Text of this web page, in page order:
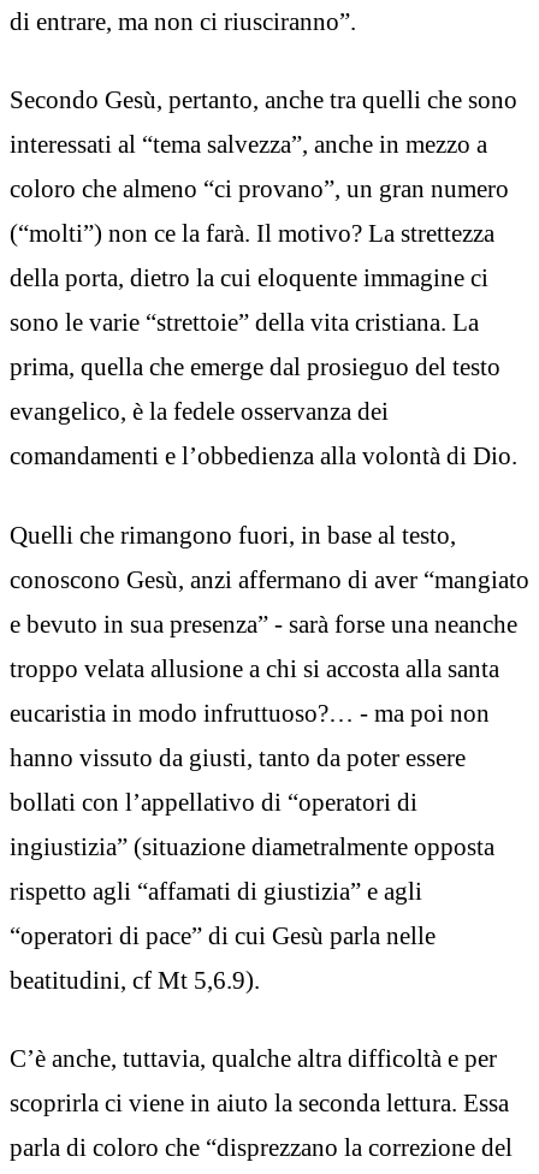
di entrare, ma non ci riusciranno”.
Secondo Gesù, pertanto, anche tra quelli che sono
interessati al “tema salvezza”, anche in mezzo a
coloro che almeno “ci provano”, un gran numero
(“molti”) non ce la farà. Il motivo? La strettezza
della porta, dietro la cui eloquente immagine ci
sono le varie “strettoie” della vita cristiana. La
prima, quella che emerge dal prosieguo del testo
evangelico, è la fedele osservanza dei
comandamenti e l’obbedienza alla volontà di Dio.
Quelli che rimangono fuori, in base al testo,
conoscono Gesù, anzi affermano di aver “mangiato
e bevuto in sua presenza” - sarà forse una neanche
troppo velata allusione a chi si accosta alla santa
eucaristia in modo infruttuoso?… - ma poi non
hanno vissuto da giusti, tanto da poter essere
bollati con l’appellativo di “operatori di
ingiustizia” (situazione diametralmente opposta
rispetto agli “affamati di giustizia” e agli
“operatori di pace” di cui Gesù parla nelle
beatitudini, cf Mt 5,6.9).
C’è anche, tuttavia, qualche altra difficoltà e per
scoprirla ci viene in aiuto la seconda lettura. Essa
parla di coloro che “disprezzano la correzione del